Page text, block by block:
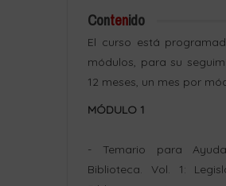
Contenido
El curso está
módulos, para su
12 meses, un mes por
MÓDULO 1
- Temario para
Biblioteca. Vol. 1: